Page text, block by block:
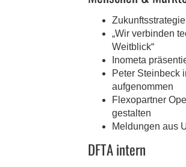
„Wir verbinden
Weitblick“
Inometa
Peter Steinbeck
aufgenommen
Flexopartner
gestalten
Meldungen aus
DFTA intern